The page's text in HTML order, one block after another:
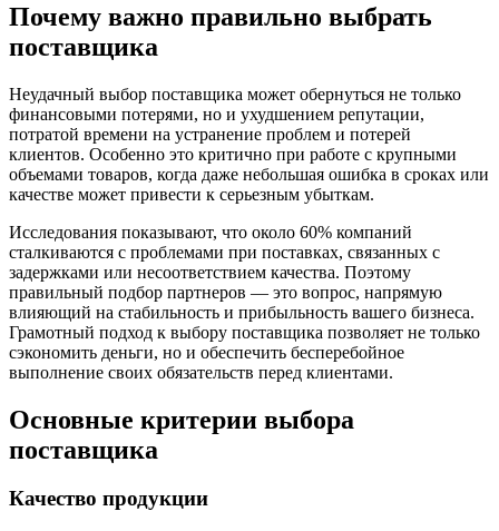
Почему важно правильно выбрать
поставщика
Неудачный выбор поставщика может обернуться не только
финансовыми потерями, но и ухудшением репутации,
потратой времени на устранение проблем и потерей
клиентов. Особенно это критично при работе с крупными
объемами товаров, когда даже небольшая ошибка в сроках или
качестве может привести к серьезным убыткам.
Исследования показывают, что около 60% компаний
сталкиваются с проблемами при поставках, связанных с
задержками или несоответствием качества. Поэтому
правильный подбор партнеров — это вопрос, напрямую
влияющий на стабильность и прибыльность вашего бизнеса.
Грамотный подход к выбору поставщика позволяет не только
сэкономить деньги, но и обеспечить бесперебойное
выполнение своих обязательств перед клиентами.
Основные критерии выбора
поставщика
Качество продукции